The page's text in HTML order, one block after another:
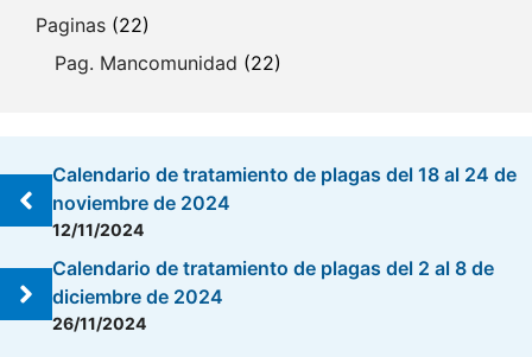
Paginas (22)
Pag. Mancomunidad (22)
Calendario de tratamiento de plagas del 18 al 24 de
noviembre de 2024
12/11/2024
Calendario de tratamiento de plagas del 2 al 8 de
diciembre de 2024
26/11/2024